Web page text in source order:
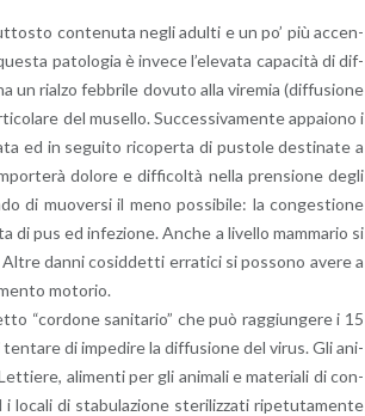
con­te­nu­ta negli adul­ti e un po’ più ac­cen­
pa­to­lo­gia è in­ve­ce l’e­le­va­ta ca­pa­ci­tà di dif­
un rial­zo feb­bri­le do­vu­to alla vi­re­mia (dif­fu­sio­ne
del mu­sel­lo. Suc­ces­si­va­men­te ap­pa­io­no i
ed in se­gui­to ri­co­per­ta di pu­sto­le de­sti­na­te a
do­lo­re e dif­fi­col­tà nella pren­sio­ne degli
di muo­ver­si il meno pos­si­bi­le: la con­ge­stio­ne
di pus ed in­fe­zio­ne. Anche a li­vel­lo mam­ma­rio si
danni co­sid­det­ti er­ra­ti­ci si pos­so­no avere a
mo­to­rio.
“cor­do­ne sa­ni­ta­rio” che può rag­giun­ge­re i 15
ten­ta­re di im­pe­di­re la dif­fu­sio­ne del virus. Gli ani­
ali­men­ti per gli ani­ma­li e ma­te­ria­li di con­
i lo­ca­li di sta­bu­la­zio­ne ste­ri­liz­za­ti ri­pe­tu­ta­men­te